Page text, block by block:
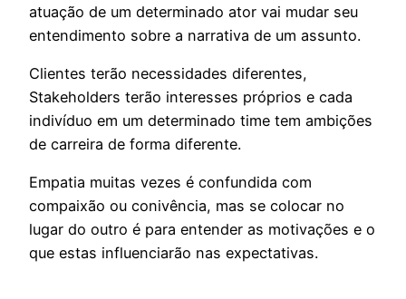
atuação de um determinado ator vai mudar seu
entendimento sobre a narrativa de um assunto.
Clientes terão necessidades diferentes,
Stakeholders terão interesses próprios e cada
indivíduo em um determinado time tem ambições
de carreira de forma diferente.
Empatia muitas vezes é confundida com
compaixão ou conivência, mas se colocar no
lugar do outro é para entender as motivações e o
que estas influenciarão nas expectativas.